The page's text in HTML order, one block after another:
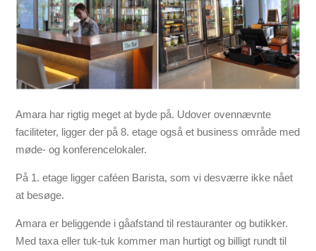
Amara har rigtig meget at byde på. Udover ovennævnte
faciliteter, ligger der på 8. etage også et business område med
møde- og konferencelokaler.
På 1. etage ligger caféen Barista, som vi desværre ikke nået
at besøge.
Amara er beliggende i gåafstand til restauranter og butikker.
Med taxa eller tuk-tuk kommer man hurtigt og billigt rundt til